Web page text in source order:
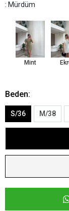
: Mürdüm
Mint
Beden:
S/36 M/38